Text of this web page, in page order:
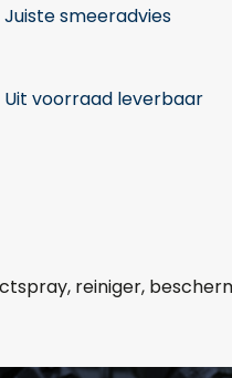
Juiste smeeradvies
Uit voorraad leverbaar
reiniger,